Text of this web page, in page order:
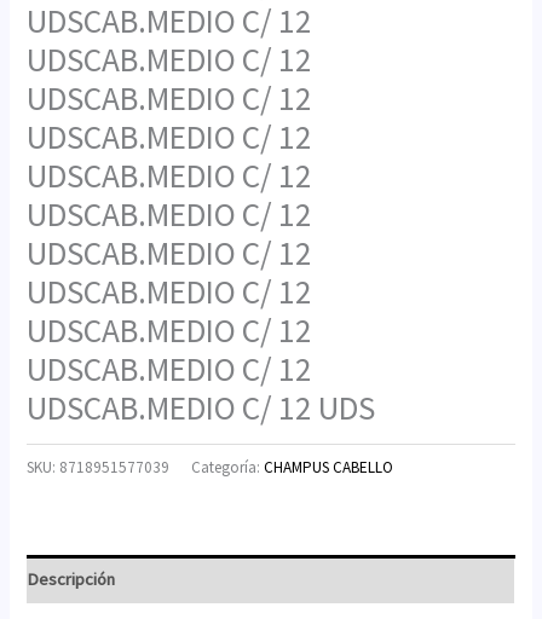
UDSCAB.MEDIO C/ 12
UDSCAB.MEDIO C/ 12
UDSCAB.MEDIO C/ 12
UDSCAB.MEDIO C/ 12
UDSCAB.MEDIO C/ 12
UDSCAB.MEDIO C/ 12
UDSCAB.MEDIO C/ 12
UDSCAB.MEDIO C/ 12
UDSCAB.MEDIO C/ 12
UDSCAB.MEDIO C/ 12
UDSCAB.MEDIO C/ 12 UDS
SKU: 8718951577039 Categoría:CHAMPUS CABELLO
Descripción